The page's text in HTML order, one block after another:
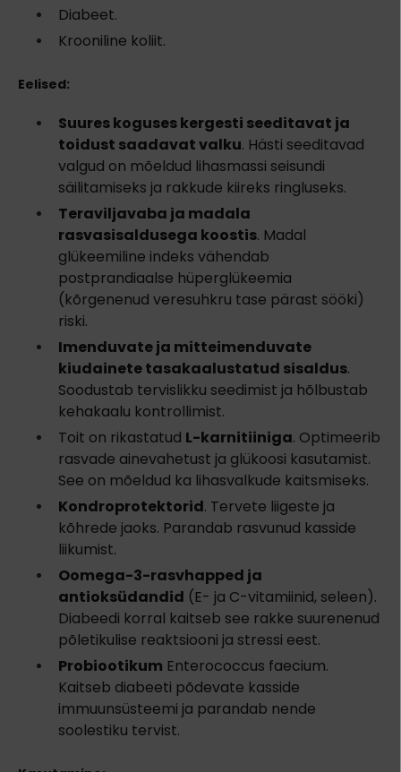
Diabeet.
Krooniline koliit.
Eelised:
Suures koguses kergesti seeditavat ja
toidust saadavat valku. Hästi seeditavad
valgud on mõeldud lihasmassi seisundi
säilitamiseks ja rakkude kiireks ringluseks.
Teraviljavaba ja madala
rasvasisaldusega koostis. Madal
glükeemiline indeks vähendab
postprandiaalse hüperglükeemia
(kõrgenenud veresuhkru tase pärast sööki)
riski.
Imenduvate ja mitteimenduvate
kiudainete tasakaalustatud sisaldus.
Soodustab tervislikku seedimist ja hõlbustab
kehakaalu kontrollimist.
Toit on rikastatud L-karnitiiniga. Optimeerib
rasvade ainevahetust ja glükoosi kasutamist.
See on mõeldud ka lihasvalkude kaitsmiseks.
Kondroprotektorid. Tervete liigeste ja
kõhrede jaoks. Parandab rasvunud kasside
liikumist.
Oomega-3-rasvhapped ja
antioksüdandid (E- ja C-vitamiinid, seleen).
Diabeedi korral kaitseb see rakke suurenenud
põletikulise reaktsiooni ja stressi eest.
Probiootikum Enterococcus faecium.
Kaitseb diabeeti põdevate kasside
immuunsüsteemi ja parandab nende
soolestiku tervist.